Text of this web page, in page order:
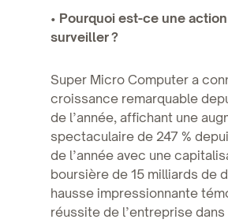
• Pourquoi est-ce une
surveiller ?
Super Micro Computer a
croissance remarquable
de l’année, affichant une
spectaculaire de 247 %
de l’année avec une
boursière de 15 milliards de
hausse impressionnante
réussite de l’entreprise dans